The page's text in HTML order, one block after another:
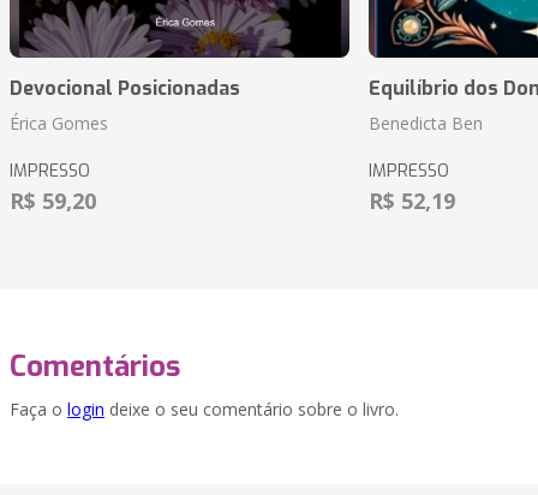
Devocional Posicionadas
Érica Gomes
IMPRESSO
R$ 59,20
Equilíbrio dos
Benedicta Ben
IMPRESSO
R$ 52,19
Comentários
Faça o login deixe o seu comentário sobre o livro.